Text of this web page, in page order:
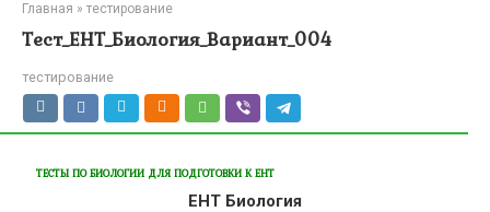
Главная » тестирование
Тест_ЕНТ_Биология_Вариант_004
тестирование
ТЕСТЫ ПО БИОЛОГИИ ДЛЯ ПОДГОТОВКИ К ЕНТ
ЕНТ Биология